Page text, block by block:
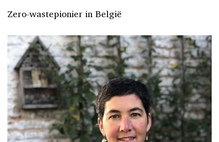
Zero-wastepionier in België